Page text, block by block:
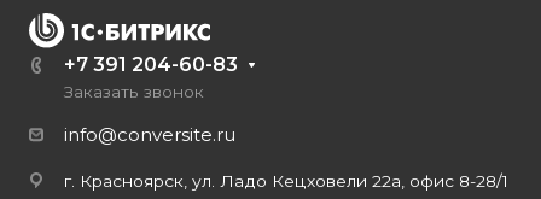
+7 391 204-60-83
Заказать звонок
info@conversite.ru
г. Красноярск, ул. Ладо Кецховели 22а, офис 8-28/1